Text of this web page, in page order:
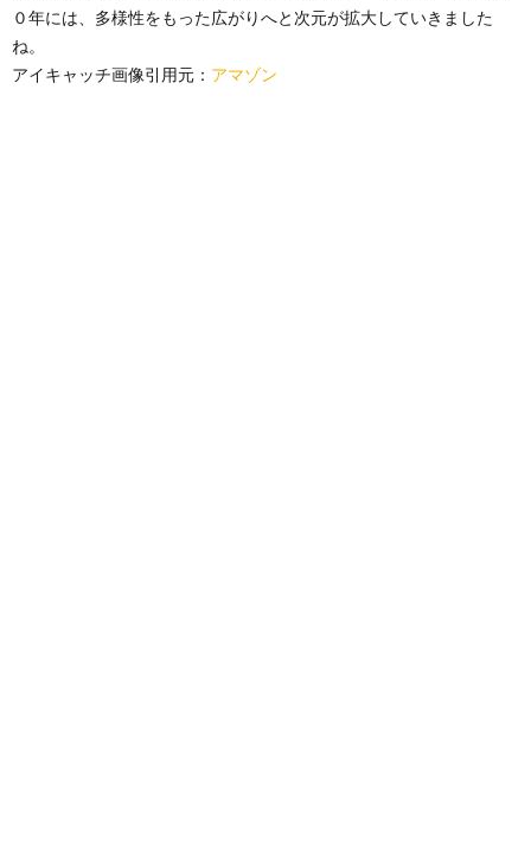
０年には、多様性をもった広がりへと次元が拡大していきました
ね。
アイキャッチ画像引用元： アマゾン